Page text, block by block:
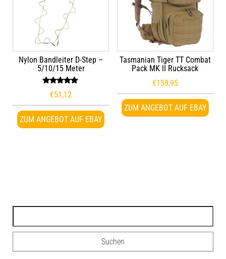
Nylon Bandleiter D-Step –
5/10/15 Meter
Bewertet
mit
von 5
€51,12
ZUM ANGEBOT AUF EBAY
Tasmanian Tiger TT Combat
Pack MK II Rucksack
€159,95
ZUM ANGEBOT AUF EBAY